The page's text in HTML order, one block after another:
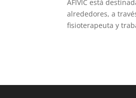
AFIVIC está
alrededores, a
fisioterapeuta y